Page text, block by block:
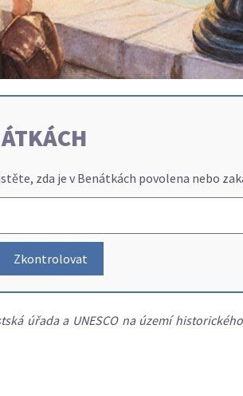
zda je v Benátkách povolena nebo
Zkontrolovat
úřada a UNESCO na území